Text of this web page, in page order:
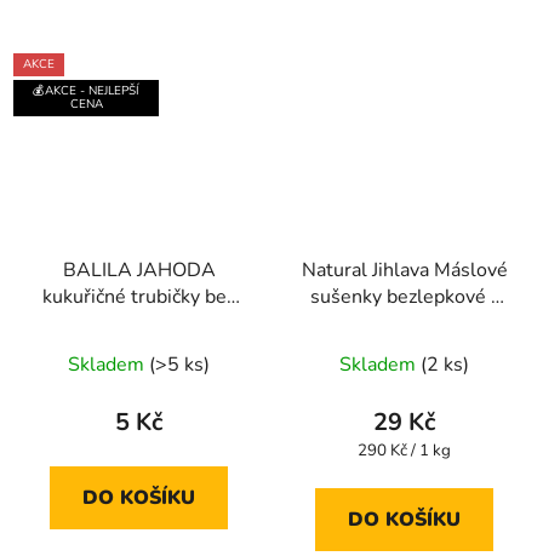
AKCE
💰AKCE - NEJLEPŠÍ
CENA
BALILA JAHODA
kukuřičné trubičky bez
hodnocení
produktu
5,0
z
Skladem (>5 ks)
5 Kč
DO KOŠÍKU
Natural Jihlava Máslové
sušenky bezlepkové -
hodnocení
produktu
je
z
Skladem (2 ks)
29 Kč
Měrná
290 Kč / 1 kg
DO KOŠÍKU